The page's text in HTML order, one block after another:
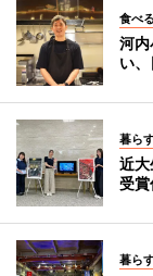
食べる
河
い
暮ら
近
受
暮ら